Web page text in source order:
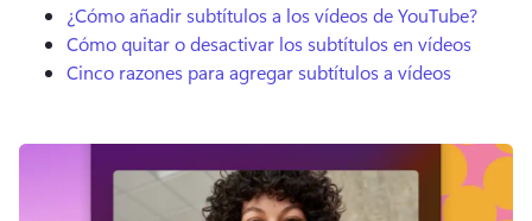
¿Cómo añadir subtítulos a los vídeos de YouTube?
Cómo quitar o desactivar los subtítulos en vídeos
Cinco razones para agregar subtítulos a vídeos